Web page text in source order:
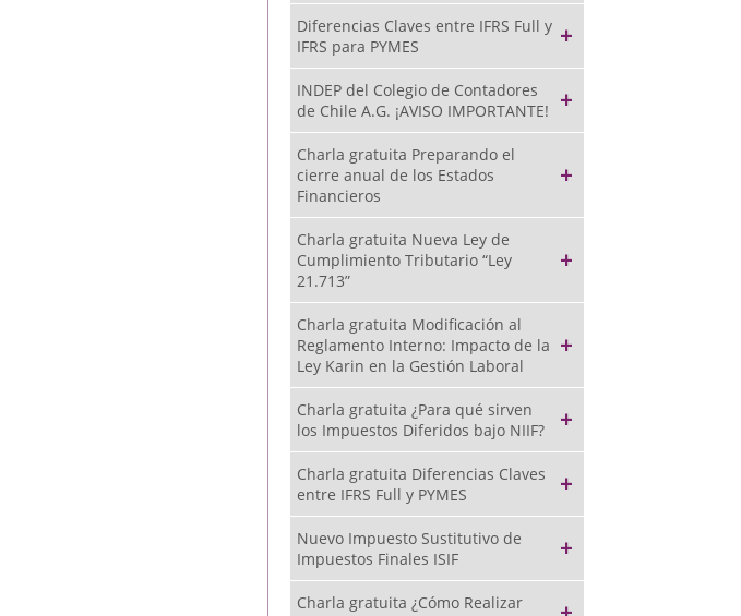
Diferencias Claves entre IFRS Full y
IFRS para PYMES
INDEP del Colegio de Contadores
de Chile A.G. ¡AVISO IMPORTANTE!
Charla gratuita Preparando el
cierre anual de los Estados
Financieros
Charla gratuita Nueva Ley de
Cumplimiento Tributario “Ley
21.713”
Charla gratuita Modificación al
Reglamento Interno: Impacto de la
Ley Karin en la Gestión Laboral
Charla gratuita ¿Para qué sirven
los Impuestos Diferidos bajo NIIF?
Charla gratuita Diferencias Claves
entre IFRS Full y PYMES
Nuevo Impuesto Sustitutivo de
Impuestos Finales ISIF
Charla gratuita ¿Cómo Realizar